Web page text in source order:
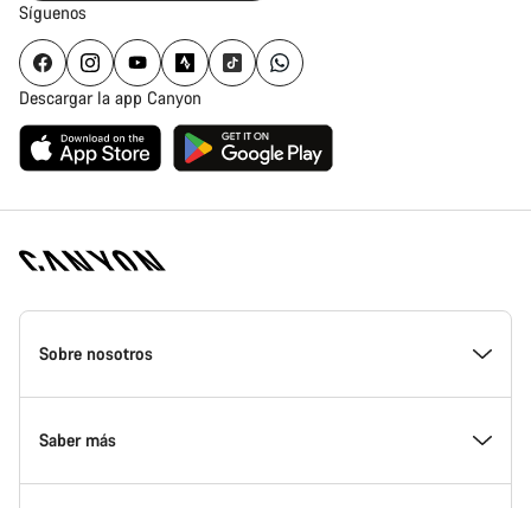
Síguenos
Descargar la app Canyon
Canyon
Homepage
Sobre nosotros
Conoce Canyon
Saber más